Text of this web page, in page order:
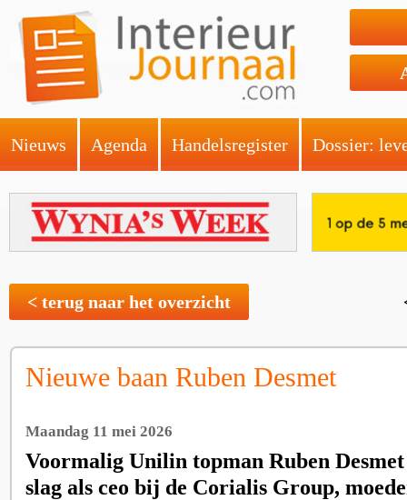
Nieuws Agenda Handelsregister Dossier:
< terug naar het overzicht
Nieuwe baan Ruben Desmet
Maandag 11 mei 2026
Voormalig Unilin topman Ruben
slag als ceo bij de Corialis Group,